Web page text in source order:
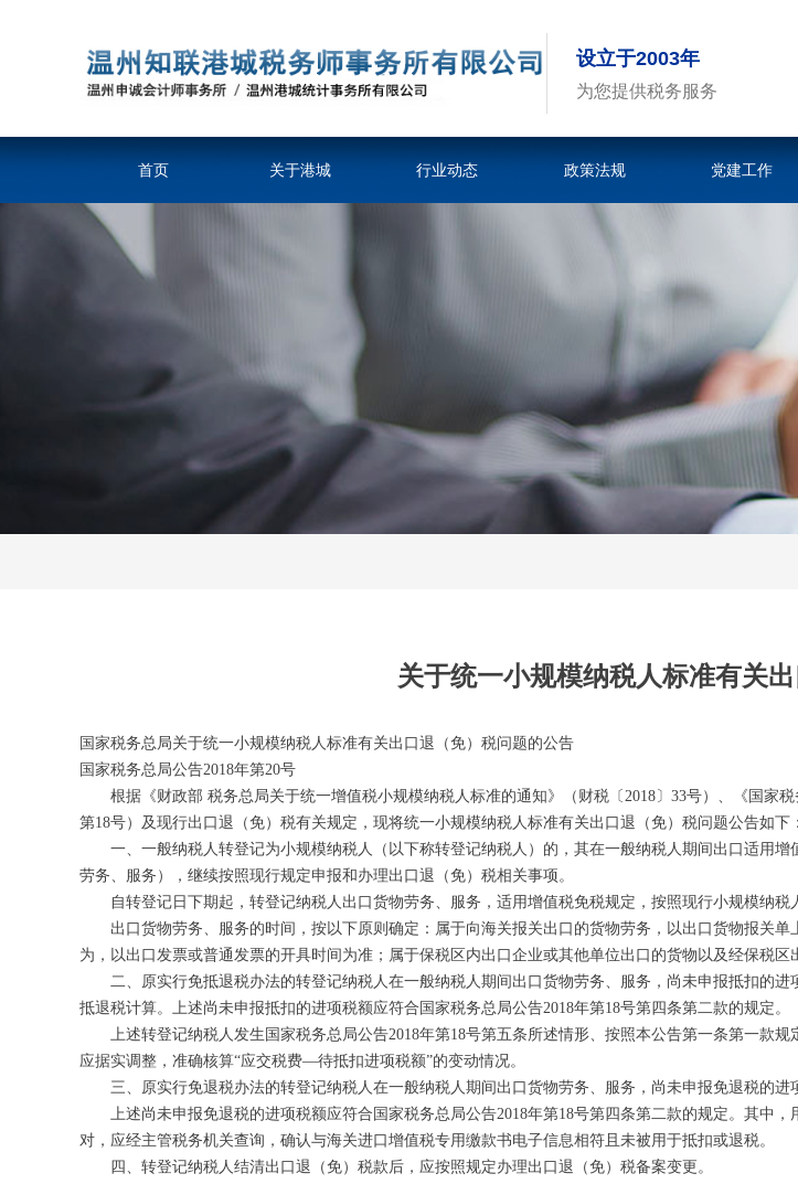
设立于2003年
为您提供税务服务
首页 关于港城 行业动态 政策法规 党建工作
关于统一小规模纳税人标准有关
国家税务总局关于统一小规模纳税人标准有关出口退（免）税问题的公告
国家税务总局公告2018年第20号
根据《财政部 税务总局关于统一增值税小规模纳税人标准的通知》（财税〔2018〕33号）、《国家
第18号）及现行出口退（免）税有关规定，现将统一小规模纳税人标准有关出口退（免）税问题公告如下：
一、一般纳税人转登记为小规模纳税人（以下称转登记纳税人）的，其在一般纳税人期间出口适用增
劳务、服务），继续按照现行规定申报和办理出口退（免）税相关事项。
自转登记日下期起，转登记纳税人出口货物劳务、服务，适用增值税免税规定，按照现行小规模纳税
出口货物劳务、服务的时间，按以下原则确定：属于向海关报关出口的货物劳务，以出口货物报关单
为，以出口发票或普通发票的开具时间为准；属于保税区内出口企业或其他单位出口的货物以及经保税
二、原实行免抵退税办法的转登记纳税人在一般纳税人期间出口货物劳务、服务，尚未申报抵扣的
抵退税计算。上述尚未申报抵扣的进项税额应符合国家税务总局公告2018年第18号第四条第二款的规定。
上述转登记纳税人发生国家税务总局公告2018年第18号第五条所述情形、按照本公告第一条第一款规
应据实调整，准确核算“应交税费—待抵扣进项税额”的变动情况。
三、原实行免退税办法的转登记纳税人在一般纳税人期间出口货物劳务、服务，尚未申报免退税的进
上述尚未申报免退税的进项税额应符合国家税务总局公告2018年第18号第四条第二款的规定。其中
对，应经主管税务机关查询，确认与海关进口增值税专用缴款书电子信息相符且未被用于抵扣或退税。
四、转登记纳税人结清出口退（免）税款后，应按照规定办理出口退（免）税备案变更。